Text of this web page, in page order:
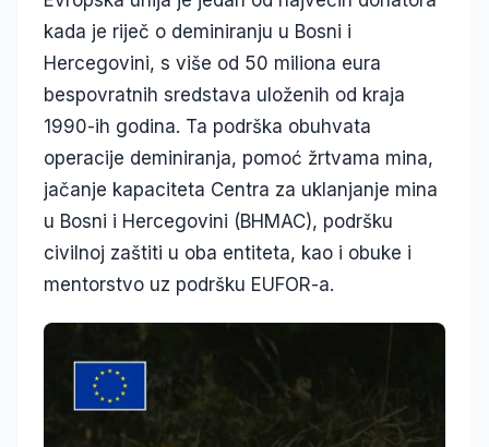
kada je riječ o deminiranju u Bosni i
Hercegovini, s više od 50 miliona eura
bespovratnih sredstava uloženih od kraja
1990-ih godina. Ta podrška obuhvata
operacije deminiranja, pomoć žrtvama mina,
jačanje kapaciteta Centra za uklanjanje mina
u Bosni i Hercegovini (BHMAC), podršku
civilnoj zaštiti u oba entiteta, kao i obuke i
mentorstvo uz podršku EUFOR-a.